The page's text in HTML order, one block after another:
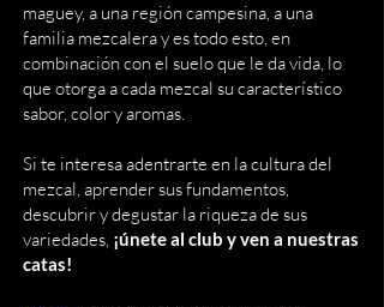
maguey, a una región campesina, a una
familia mezcalera y es todo esto, en
combinación con el suelo que le da vida, lo
que otorga a cada mezcal su característico
sabor, color y aromas.
Si te interesa adentrarte en la cultura del
mezcal, aprender sus fundamentos,
descubrir y degustar la riqueza de sus
variedades, ¡únete al club y ven a nuestras
catas!